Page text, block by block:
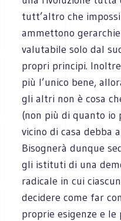
tutt’altro che
ammettono
valutabile solo dal
propri principi.
più l’unico bene,
gli altri non è cosa
(non più di quanto io
vicino di casa debba
Bisognerà dunque
gli istituti di una
radicale in cui
decidere come far
proprie esigenze e